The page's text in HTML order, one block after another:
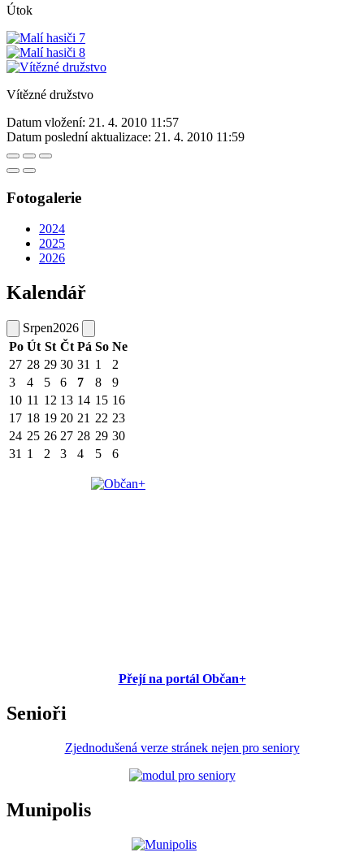
Útok
Vítězné družstvo
Datum vložení: 21. 4. 2010 11:57
Datum poslední aktualizace: 21. 4. 2010 11:59
Fotogalerie
2024
2025
2026
Kalendář
Srpen2026
Po Út St Čt Pá So Ne
27 28 29 30 31 1
2
3
4 5 6 7 8
9
10 11 12 13 14 15 16
17 18 19 20 21 22 23
24 25 26 27 28 29 30
31 1 2 3 4 5 6
Přejí na portál Občan+
Senioři
Zjednodušená verze stránek nejen pro seniory
Munipolis